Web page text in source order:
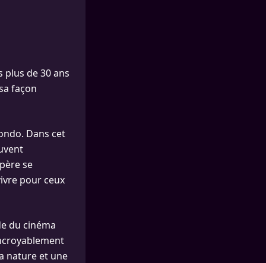
plus de 30 ans
façon
Dans cet
se
pour ceux
du cinéma
nature et une